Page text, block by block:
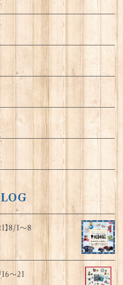
】8/1〜8
～21